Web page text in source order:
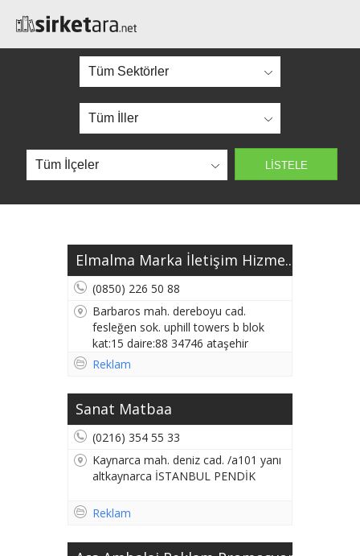
Elmalma Marka İletişim Hizme...
(0850) 226 50 88
Barbaros mah. dereboyu cad.
fesleğen sok. uphill towers b blok
kat:15 daire:88 34746 ataşehir
mimar sinan camii karşısı İSTANBUL
Reklam
Sanat Matbaa
(0216) 354 55 33
Kaynarca mah. deniz cad. /a101 yanı
altkaynarca İSTANBUL PENDİK
Reklam